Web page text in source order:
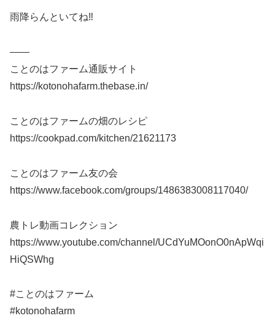
雨降らんといてね‼️
——
ことのはファーム通販サイト
https://kotonohafarm.thebase.in/
ことのはファームの畑のレシピ
https://cookpad.com/kitchen/21621173
ことのはファーム友の会
https://www.facebook.com/groups/1486383008117040/
農トレ動画コレクション
https://www.youtube.com/channel/UCdYuMOonO0nApWqi
HiQSWhg
#ことのはファーム
#kotonohafarm